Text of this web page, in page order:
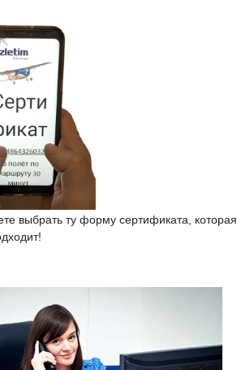
выбрать ту форму сертификата, которая